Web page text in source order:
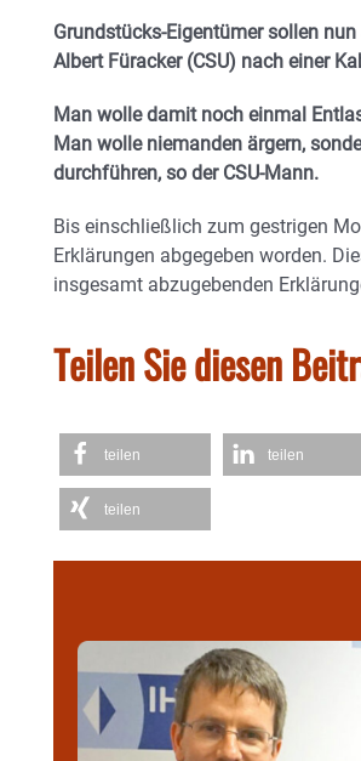
Grundstücks-Eigentümer sollen
Albert Füracker (CSU) nach einer
Man wolle damit noch einmal
Man wolle niemanden ärgern,
durchführen, so der CSU-Mann.
Bis einschließlich zum gestrigen
Erklärungen abgegeben worden.
insgesamt abzugebenden
Teilen Sie diesen
teilen teilen
teilen